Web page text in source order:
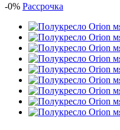
-0% Рассрочка